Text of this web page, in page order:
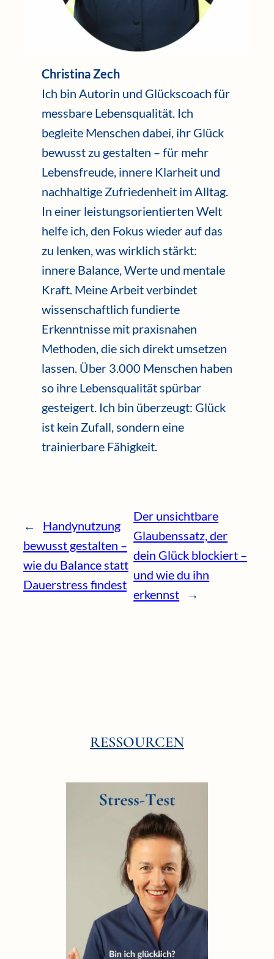
Christina Zech
Ich bin Autorin und Glückscoach für
messbare Lebensqualität. Ich
begleite Menschen dabei, ihr Glück
bewusst zu gestalten – für mehr
Lebensfreude, innere Klarheit und
nachhaltige Zufriedenheit im Alltag.
In einer leistungsorientierten Welt
helfe ich, den Fokus wieder auf das
zu lenken, was wirklich stärkt:
innere Balance, Werte und mentale
Kraft. Meine Arbeit verbindet
wissenschaftlich fundierte
Erkenntnisse mit praxisnahen
Methoden, die sich direkt umsetzen
lassen. Über 3.000 Menschen haben
so ihre Lebensqualität spürbar
gesteigert. Ich bin überzeugt: Glück
ist kein Zufall, sondern eine
trainierbare Fähigkeit.
←
Handynutzung
bewusst gestalten –
wie du Balance statt
Dauerstress findest
Der unsichtbare
Glaubenssatz, der
dein Glück blockiert –
und wie du ihn
erkennst
→
RESSOURCEN